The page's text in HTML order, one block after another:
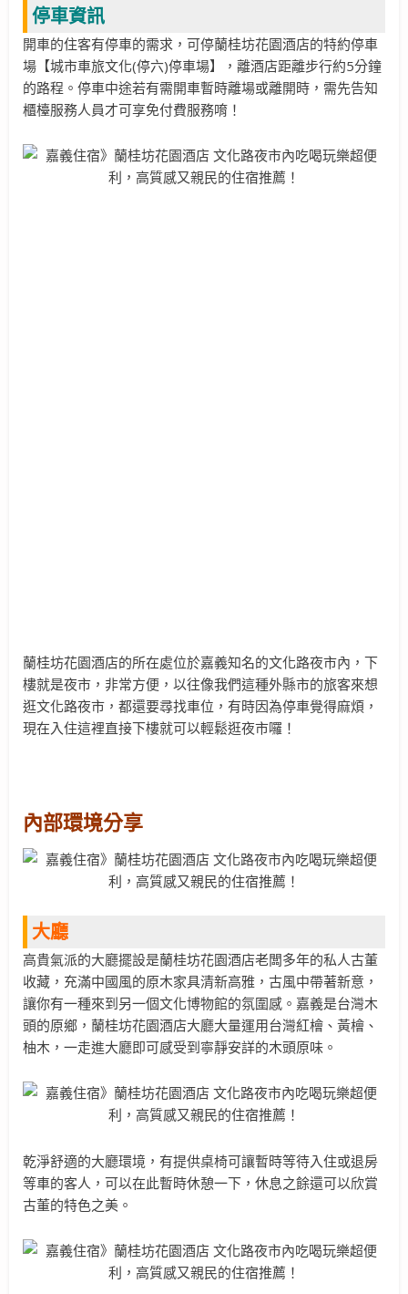
停車資訊
開車的住客有停車的需求，可停蘭桂坊花園酒店的特約停車
場【城市車旅文化(停六)停車場】，離酒店距離步行約5分鐘
的路程。停車中途若有需開車暫時離場或離開時，需先告知
櫃檯服務人員才可享免付費服務唷！
蘭桂坊花園酒店的所在處位於嘉義知名的文化路夜市內，下
樓就是夜市，非常方便，以往像我們這種外縣市的旅客來想
逛文化路夜市，都還要尋找車位，有時因為停車覺得麻煩，
現在入住這裡直接下樓就可以輕鬆逛夜市囉！
內部環境分享
大廳
高貴氣派的大廳擺設是蘭桂坊花園酒店老闆多年的私人古董
收藏，充滿中國風的原木家具清新高雅，古風中帶著新意，
讓你有一種來到另一個文化博物館的氛圍感。嘉義是台灣木
頭的原鄉，蘭桂坊花園酒店大廳大量運用台灣紅檜、黃檜、
柚木，一走進大廳即可感受到寧靜安詳的木頭原味。
乾淨舒適的大廳環境，有提供桌椅可讓暫時等待入住或退房
等車的客人，可以在此暫時休憩一下，休息之餘還可以欣賞
古董的特色之美。